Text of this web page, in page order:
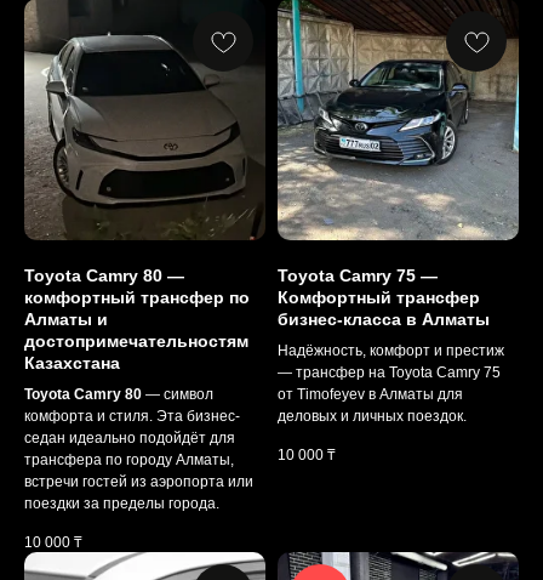
Toyota Camry 80 —
комфортный трансфер по
Алматы и
достопримечательностям
Казахстана
Toyota Camry 80 — символ
комфорта и стиля. Эта бизнес-
седан идеально подойдёт для
трансфера по городу Алматы,
встречи гостей из аэропорта или
поездки за пределы города.
10 000 ₸
Toyota Camry 75 —
Комфортный трансфер
бизнес-класса в Алматы
Надёжность, комфорт и престиж
— трансфер на Toyota Camry 75
от Timofeyev в Алматы для
деловых и личных поездок.
10 000 ₸